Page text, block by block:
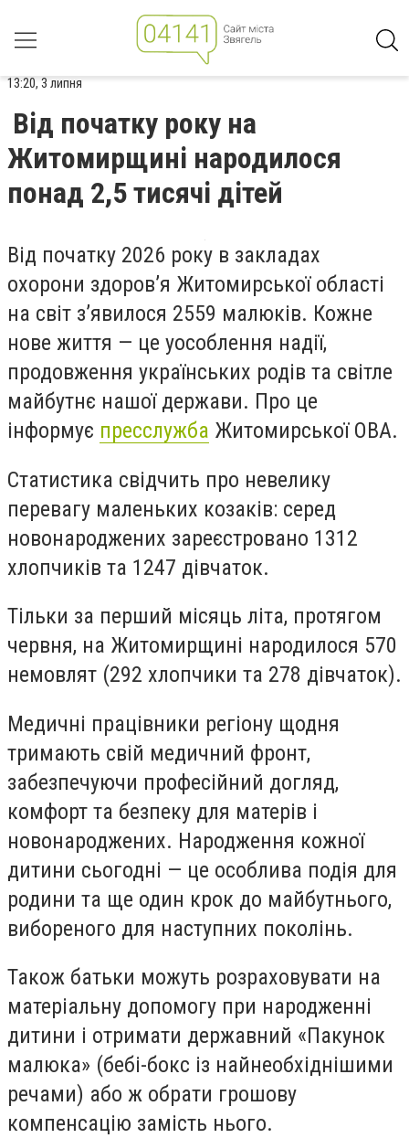
13:20, 3 липня
Від початку року на
Житомирщині народилося
понад 2,5 тисячі дітей
Від початку 2026 року в закладах
охорони здоров’я Житомирської області
на світ з’явилося 2559 малюків. Кожне
нове життя — це уособлення надії,
продовження українських родів та світле
майбутнє нашої держави. Про це
інформує пресслужба Житомирської ОВА.
Статистика свідчить про невелику
перевагу маленьких козаків: серед
новонароджених зареєстровано 1312
хлопчиків та 1247 дівчаток.
Тільки за перший місяць літа, протягом
червня, на Житомирщині народилося 570
немовлят (292 хлопчики та 278 дівчаток).
Медичні працівники регіону щодня
тримають свій медичний фронт,
забезпечуючи професійний догляд,
комфорт та безпеку для матерів і
новонароджених. Народження кожної
дитини сьогодні — це особлива подія для
родини та ще один крок до майбутнього,
вибореного для наступних поколінь.
Також батьки можуть розраховувати на
матеріальну допомогу при народженні
дитини і отримати державний «Пакунок
малюка» (бебі-бокс із найнеобхіднішими
речами) або ж обрати грошову
компенсацію замість нього.